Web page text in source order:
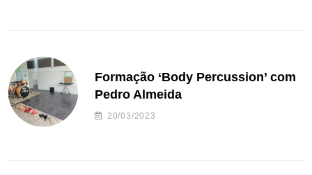
Formação ‘Body Percussion’ com
Pedro Almeida
20/03/2023